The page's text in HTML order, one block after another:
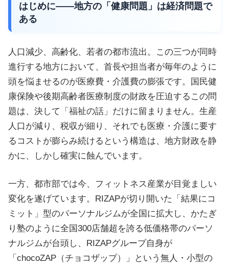
はじめに——地方の「健康問題」は経済問題で
ある
人口減少、高齢化、若者の都市流出。この三つが同時
進行する地方において、首長や担当者が毎年のように
頭を悩ませるのが医療費・介護費の膨張です。国民健
康保険や後期高齢者医療制度の財政を圧迫するこの問
題は、決して「福祉の話」だけに留まりません。生産
人口が減り、税収が細り、それでも医療・介護に要す
るコストが膨らみ続けるという構造は、地方財政を静
かに、しかし確実に蝕んでいます。
一方、都市部では今、フィットネス産業が目覚ましい
変化を遂げています。RIZAPが切り開いた「結果にコ
ミット」型のパーソナルジムが全国に拡大し、かたぎ
り塾のように全国300店舗超を誇る低価格帯のパーソ
ナルジムが台頭し、RIZAPグループ自身が
「chocoZAP（チョコザップ）」という無人・小型の